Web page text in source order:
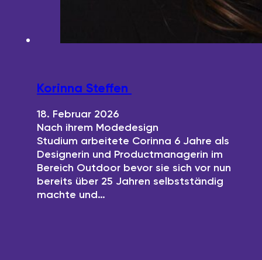
Korinna Steffen
18. Februar 2026
Nach ihrem Modedesign
Studium arbeitete Corinna 6 Jahre als
Designerin und Productmanagerin im
Bereich Outdoor bevor sie sich vor nun
bereits über 25 Jahren selbstständig
machte und…